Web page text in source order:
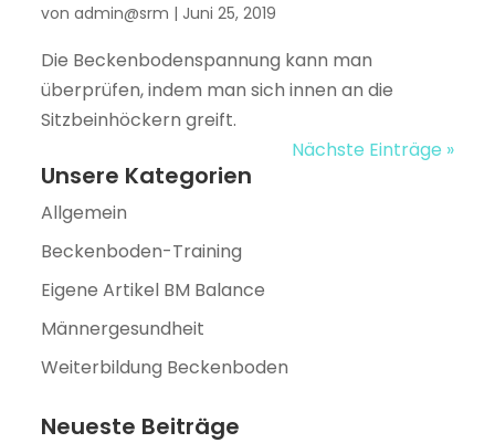
vonadmin@srm | Juni 25, 2019
Die Beckenbodenspannung kann man
überprüfen, indem man sich innen an die
Sitzbeinhöckern greift.
Nächste Einträge »
Unsere Kategorien
Allgemein
Beckenboden-Training
Eigene Artikel BM Balance
Männergesundheit
Weiterbildung Beckenboden
Neueste Beiträge